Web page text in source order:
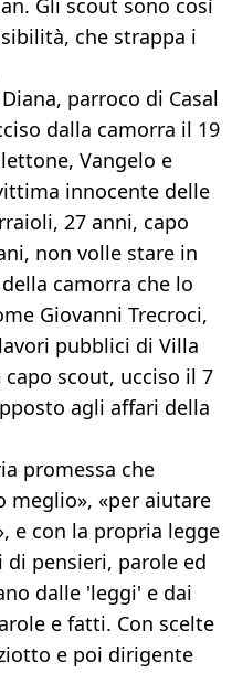
Gli scout sono così
che strappa i
parroco di Casal
dalla camorra il 19
Vangelo e
innocente delle
27 anni, capo
non volle stare in
camorra che lo
Giovanni Trecroci,
pubblici di Villa
scout, ucciso il 7
agli affari della
promessa che
meglio», «per aiutare
e con la propria legge
di pensieri, parole ed
dalle 'leggi' e dai
e fatti. Con scelte
e poi dirigente